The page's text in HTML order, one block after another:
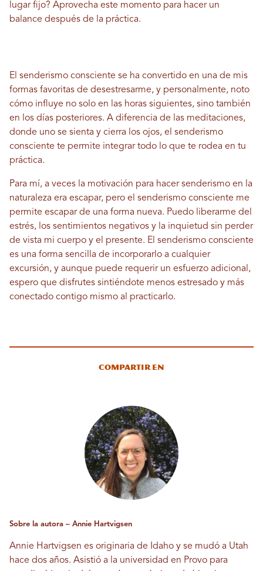
lugar fijo? Aprovecha este momento para hacer un
balance después de la práctica.
El senderismo consciente se ha convertido en una de mis
formas favoritas de desestresarme, y personalmente, noto
cómo influye no solo en las horas siguientes, sino también
en los días posteriores. A diferencia de las meditaciones,
donde uno se sienta y cierra los ojos, el senderismo
consciente te permite integrar todo lo que te rodea en tu
práctica.
Para mí, a veces la motivación para hacer senderismo en la
naturaleza era escapar, pero el senderismo consciente me
permite escapar de una forma nueva. Puedo liberarme del
estrés, los sentimientos negativos y la inquietud sin perder
de vista mi cuerpo y el presente. El senderismo consciente
es una forma sencilla de incorporarlo a cualquier
excursión, y aunque puede requerir un esfuerzo adicional,
espero que disfrutes sintiéndote menos estresado y más
conectado contigo mismo al practicarlo.
Compartir en
Sobre la autora – Annie Hartvigsen
Annie Hartvigsen es originaria de Idaho y se mudó a Utah
hace dos años. Asistió a la universidad en Provo para